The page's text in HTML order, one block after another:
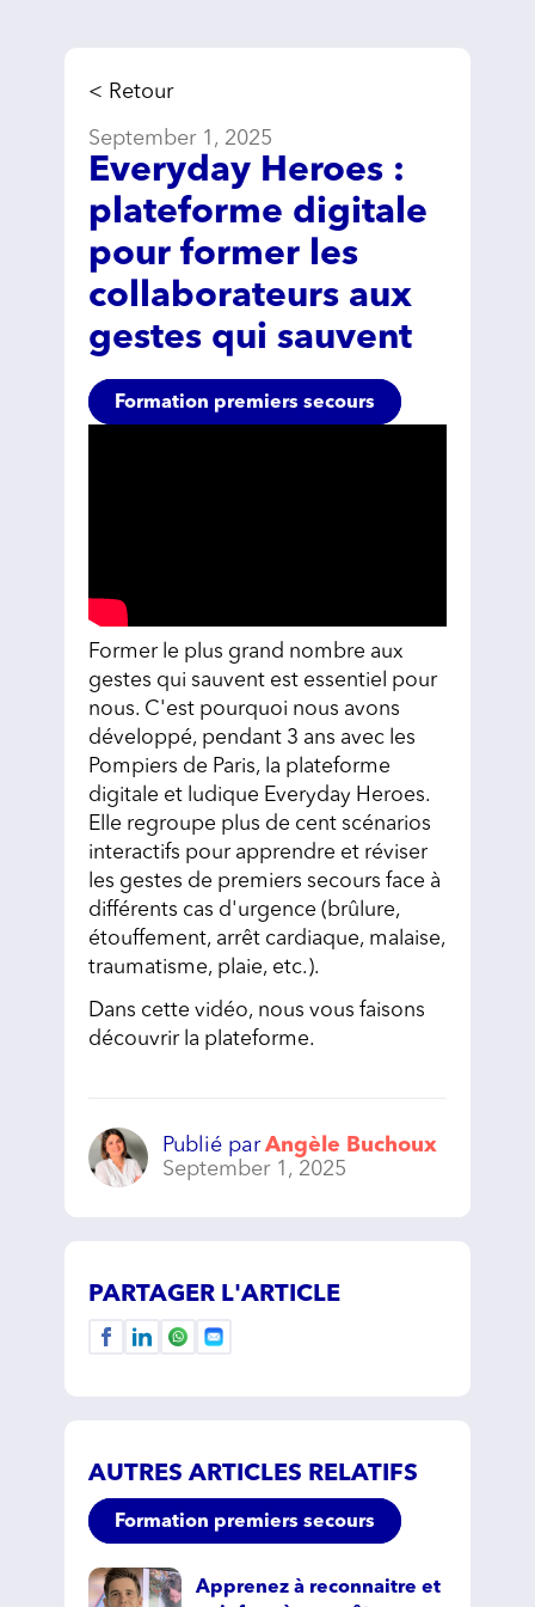
< Retour
September 1, 2025
Everyday Heroes :
plateforme digitale
pour former les
collaborateurs aux
gestes qui sauvent
Formation premiers secours
Former le plus grand nombre aux
gestes qui sauvent est essentiel pour
nous. C'est pourquoi nous avons
développé, pendant 3 ans avec les
Pompiers de Paris, la plateforme
digitale et ludique Everyday Heroes.
Elle regroupe plus de cent scénarios
interactifs pour apprendre et réviser
les gestes de premiers secours face à
différents cas d'urgence (brûlure,
étouffement, arrêt cardiaque, malaise,
traumatisme, plaie, etc.).
Dans cette vidéo, nous vous faisons
découvrir la plateforme.
Publié par Angèle Buchoux
September 1, 2025
PARTAGER L'ARTICLE
AUTRES ARTICLES RELATIFS
Formation premiers secours
Apprenez à reconnaitre et